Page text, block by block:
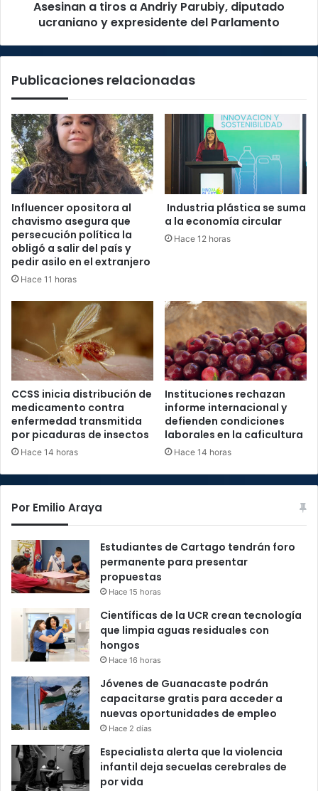
expresidente
Asesinan a tiros a Andriy Parubiy, diputado
ucraniano y expresidente del Parlamento
Publicaciones relacionadas
Influencer opositora al
chavismo asegura que
persecución política la
obligó a salir del país y
pedir asilo en el extranjero
Hace 11 horas
Industria plástica se suma
a la economía circular
Hace 12 horas
CCSS inicia distribución de
medicamento contra
enfermedad transmitida
por picaduras de insectos
Hace 14 horas
Instituciones rechazan
informe internacional y
defienden condiciones
laborales en la caficultura
Hace 14 horas
Por Emilio Araya
Estudiantes de Cartago tendrán foro
permanente para presentar
propuestas
Hace 15 horas
Científicas de la UCR crean tecnología
que limpia aguas residuales con
hongos
Hace 16 horas
Jóvenes de Guanacaste podrán
capacitarse gratis para acceder a
nuevas oportunidades de empleo
Hace 2 días
Especialista alerta que la violencia
infantil deja secuelas cerebrales de
por vida